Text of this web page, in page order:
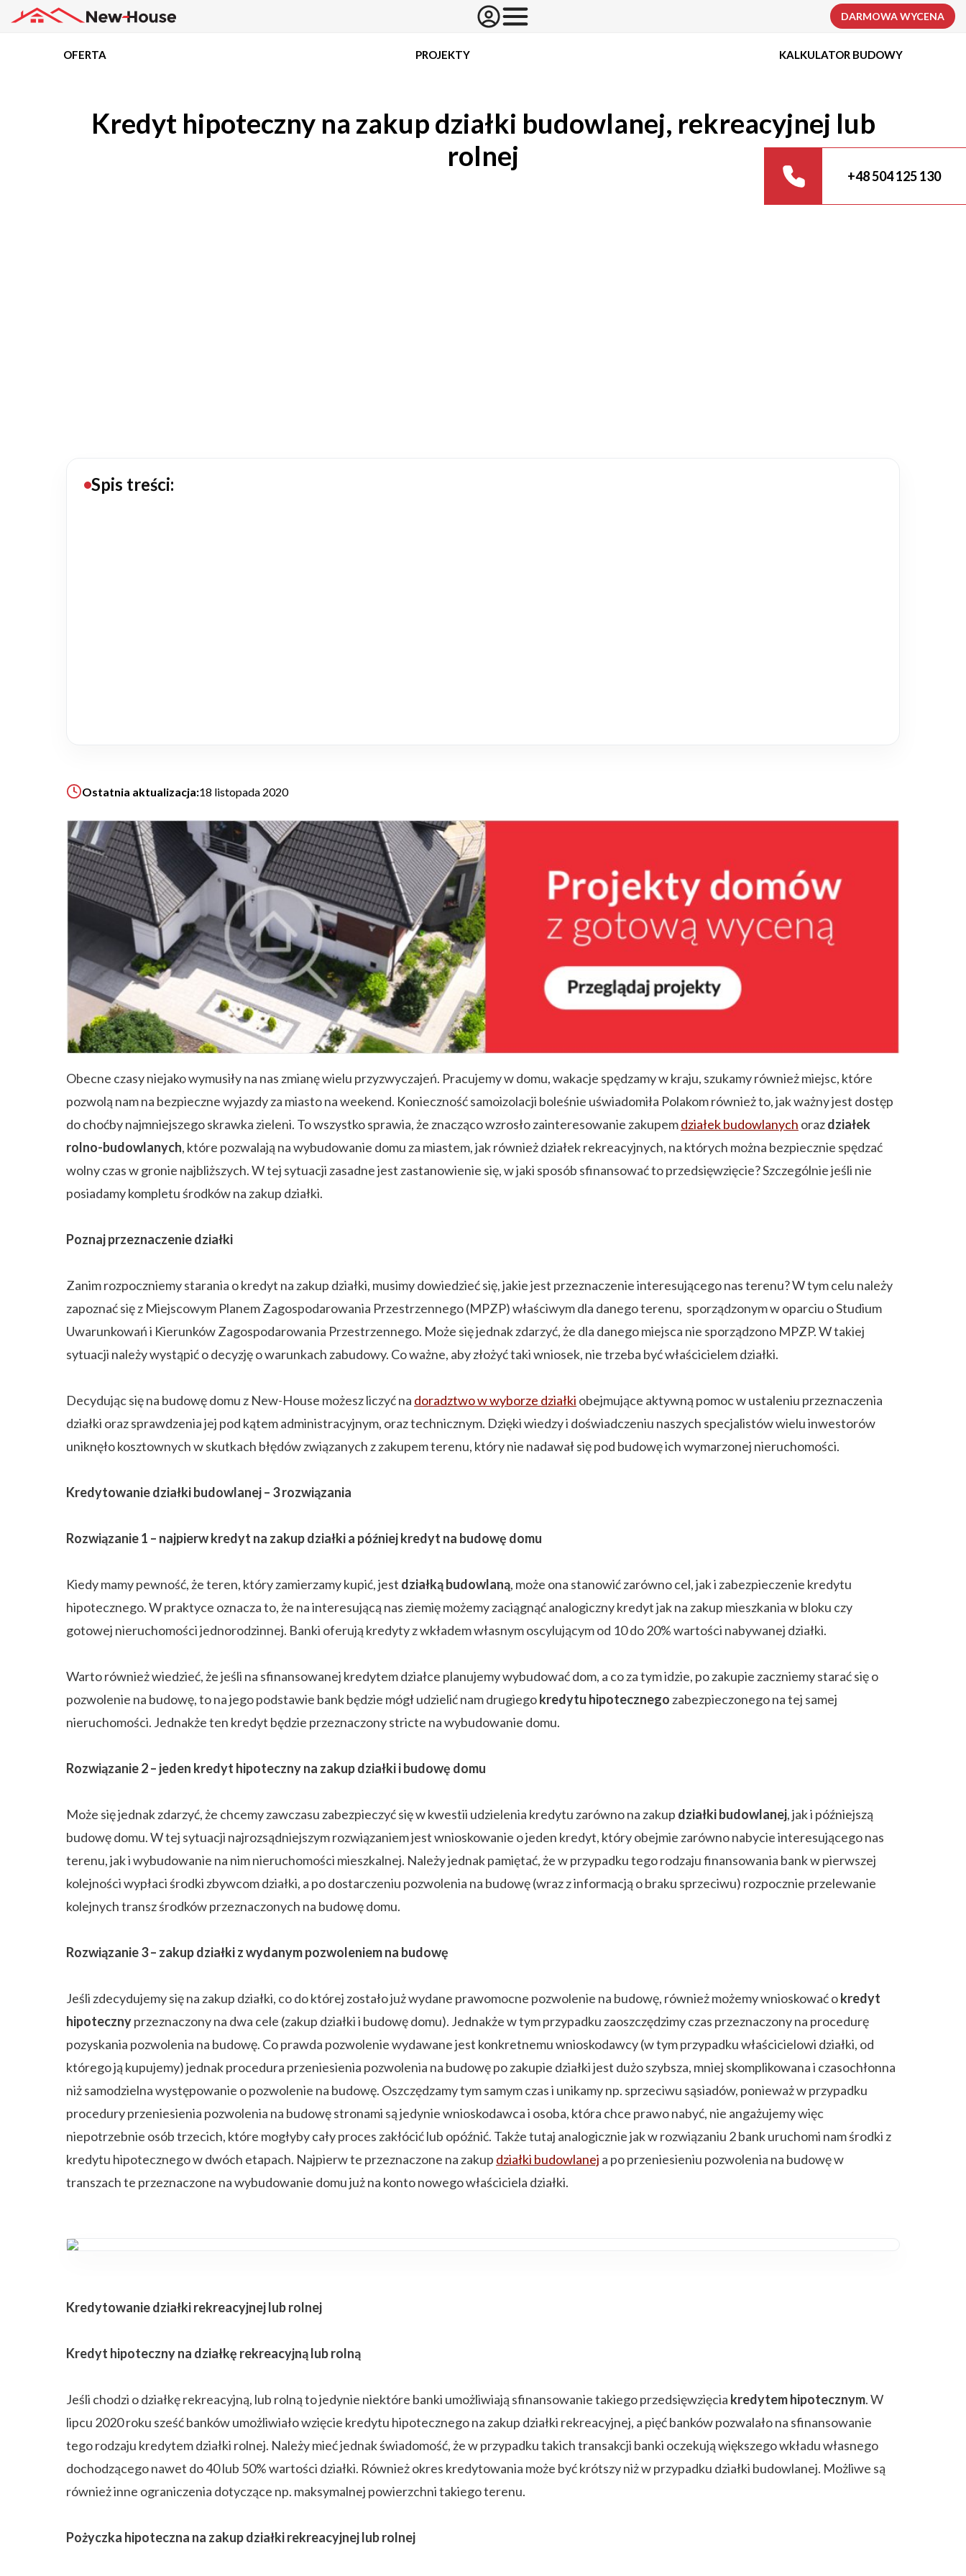
Rezydencje
Ogrody
KALKULATOR BUDOWY
BLOG
ZAPISZ SIĘ
DARMOWA WYCENA
OFERTA PROJEKTY KALKULATOR BUDOWY
Kredyt hipoteczny na zakup działki budowlanej, rekreacyjnej lub
rolnej
+48 504 125 130
Spis treści:
Ostatnia aktualizacja:18 listopada 2020
Obecne czasy niejako wymusiły na nas zmianę wielu przyzwyczajeń. Pracujemy w domu, wakacje spędzamy w kraju, szukamy również miejsc, które
pozwolą nam na bezpieczne wyjazdy za miasto na weekend. Konieczność samoizolacji boleśnie uświadomiła Polakom również to, jak ważny jest dostęp
do choćby najmniejszego skrawka zieleni. To wszystko sprawia, że znacząco wzrosło zainteresowanie zakupemdziałek budowlanych orazdziałek
rolno-budowlanych, które pozwalają na wybudowanie domu za miastem, jak również działek rekreacyjnych, na których można bezpiecznie spędzać
wolny czas w gronie najbliższych. W tej sytuacji zasadne jest zastanowienie się, w jaki sposób sfinansować to przedsięwzięcie? Szczególnie jeśli nie
posiadamy kompletu środków na zakup działki.
Poznaj przeznaczenie działki
Zanim rozpoczniemy starania o kredyt na zakup działki, musimy dowiedzieć się, jakie jest przeznaczenie interesującego nas terenu? W tym celu należy
zapoznać się z Miejscowym Planem Zagospodarowania Przestrzennego (MPZP) właściwym dla danego terenu, sporządzonym w oparciu o Studium
Uwarunkowań i Kierunków Zagospodarowania Przestrzennego. Może się jednak zdarzyć, że dla danego miejsca nie sporządzono MPZP. W takiej
sytuacji należy wystąpić o decyzję o warunkach zabudowy. Co ważne, aby złożyć taki wniosek, nie trzeba być właścicielem działki.
Decydując się na budowę domu z New-House możesz liczyć na doradztwo w wyborze działki obejmujące aktywną pomoc w ustaleniu przeznaczenia
działki oraz sprawdzenia jej pod kątem administracyjnym, oraz technicznym. Dzięki wiedzy i doświadczeniu naszych specjalistów wielu inwestorów
uniknęło kosztownych w skutkach błędów związanych z zakupem terenu, który nie nadawał się pod budowę ich wymarzonej nieruchomości.
Kredytowanie działki budowlanej – 3 rozwiązania
Rozwiązanie 1 – najpierw kredyt na zakup działki a później kredyt na budowę domu
Kiedy mamy pewność, że teren, który zamierzamy kupić, jest działką budowlaną, może ona stanowić zarówno cel, jak i zabezpieczenie kredytu
hipotecznego. W praktyce oznacza to, że na interesującą nas ziemię możemy zaciągnąć analogiczny kredyt jak na zakup mieszkania w bloku czy
gotowej nieruchomości jednorodzinnej. Banki oferują kredyty z wkładem własnym oscylującym od 10 do 20% wartości nabywanej działki.
Warto również wiedzieć, że jeśli na sfinansowanej kredytem działce planujemy wybudować dom, a co za tym idzie, po zakupie zaczniemy starać się o
pozwolenie na budowę, to na jego podstawie bank będzie mógł udzielić nam drugiegokredytu hipotecznego zabezpieczonego na tej samej
nieruchomości. Jednakże ten kredyt będzie przeznaczony stricte na wybudowanie domu.
Rozwiązanie 2 – jeden kredyt hipoteczny na zakup działki i budowę domu
Może się jednak zdarzyć, że chcemy zawczasu zabezpieczyć się w kwestii udzielenia kredytu zarówno na zakup działki budowlanej, jak i późniejszą
budowę domu. W tej sytuacji najrozsądniejszym rozwiązaniem jest wnioskowanie o jeden kredyt, który obejmie zarówno nabycie interesującego nas
terenu, jak i wybudowanie na nim nieruchomości mieszkalnej. Należy jednak pamiętać, że w przypadku tego rodzaju finansowania bank w pierwszej
kolejności wypłaci środki zbywcom działki, a po dostarczeniu pozwolenia na budowę (wraz z informacją o braku sprzeciwu) rozpocznie przelewanie
kolejnych transz środków przeznaczonych na budowę domu.
Rozwiązanie 3 – zakup działki z wydanym pozwoleniem na budowę
Jeśli zdecydujemy się na zakup działki, co do której zostało już wydane prawomocne pozwolenie na budowę, również możemy wnioskować okredyt
hipotecznyprzeznaczony na dwa cele (zakup działki i budowę domu). Jednakże w tym przypadku zaoszczędzimy czas przeznaczony na procedurę
pozyskania pozwolenia na budowę. Co prawda pozwolenie wydawane jest konkretnemu wnioskodawcy (w tym przypadku właścicielowi działki, od
którego ją kupujemy) jednak procedura przeniesienia pozwolenia na budowę po zakupie działki jest dużo szybsza, mniej skomplikowana i czasochłonna
niż samodzielna występowanie o pozwolenie na budowę. Oszczędzamy tym samym czas i unikamy np. sprzeciwu sąsiadów, ponieważ w przypadku
procedury przeniesienia pozwolenia na budowę stronami są jedynie wnioskodawca i osoba, która chce prawo nabyć, nie angażujemy więc
niepotrzebnie osób trzecich, które mogłyby cały proces zakłócić lub opóźnić. Także tutaj analogicznie jak w rozwiązaniu 2 bank uruchomi nam środki z
kredytu hipotecznego w dwóch etapach. Najpierw te przeznaczone na zakup działki budowlanej a po przeniesieniu pozwolenia na budowę w
transzach te przeznaczone na wybudowanie domu już na konto nowego właściciela działki.
Kredytowanie działki rekreacyjnej lub rolnej
Kredyt hipoteczny na działkę rekreacyjną lub rolną
Jeśli chodzi o działkę rekreacyjną, lub rolną to jedynie niektóre banki umożliwiają sfinansowanie takiego przedsięwzięcia kredytem hipotecznym. W
lipcu 2020 roku sześć banków umożliwiało wzięcie kredytu hipotecznego na zakup działki rekreacyjnej, a pięć banków pozwalało na sfinansowanie
tego rodzaju kredytem działki rolnej. Należy mieć jednak świadomość, że w przypadku takich transakcji banki oczekują większego wkładu własnego
dochodzącego nawet do 40 lub 50% wartości działki. Również okres kredytowania może być krótszy niż w przypadku działki budowlanej. Możliwe są
również inne ograniczenia dotyczące np. maksymalnej powierzchni takiego terenu.
Pożyczka hipoteczna na zakup działki rekreacyjnej lub rolnej